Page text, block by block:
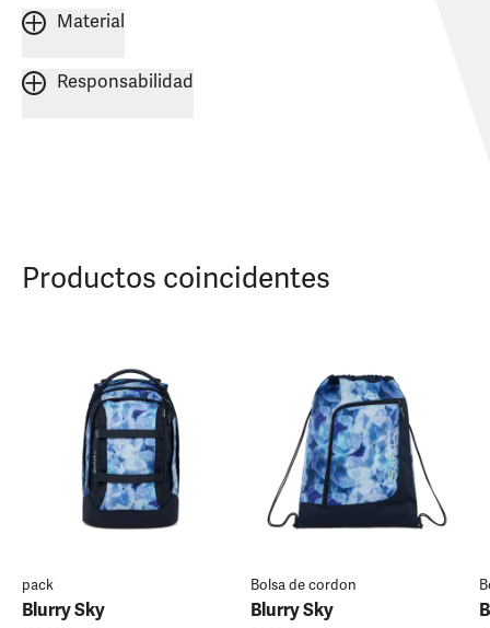
Material
Responsabilidad
Productos coincidentes
pack
Blurry Sky
Bolsa de cordon
Blurry Sky